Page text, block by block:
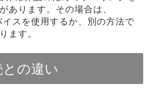
あります。その場合は、
スを使用するか、別の方法で
ます。
の違い